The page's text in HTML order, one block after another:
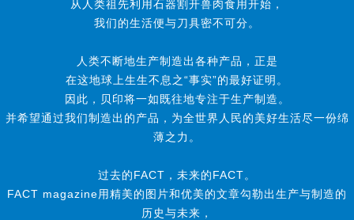
从人类祖先利用石器割开兽肉食用开始，
我们的生活便与刀具密不可分。
人类不断地生产制造出各种产品，正是
在这地球上生生不息之“事实”的最好证明。
因此，贝印将一如既往地专注于生产制造。
并希望通过我们制造出的产品，为全世界人民的美好生活尽一份绵
薄之力。
过去的FACT，未来的FACT。
FACT magazine用精美的图片和优美的文章勾勒出生产与制造的
历史与未来，